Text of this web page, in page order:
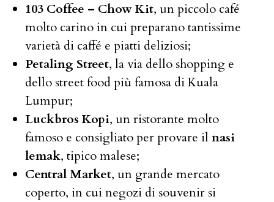
103 Coffee – Chow Kit, un piccolo café
molto carino in cui preparano tantissime
varietà di caffé e piatti deliziosi;
Petaling Street, la via dello shopping e
dello street food più famosa di Kuala
Lumpur;
Luckbros Kopi, un ristorante molto
famoso e consigliato per provare il nasi
lemak, tipico malese;
Central Market, un grande mercato
coperto, in cui negozi di souvenir si